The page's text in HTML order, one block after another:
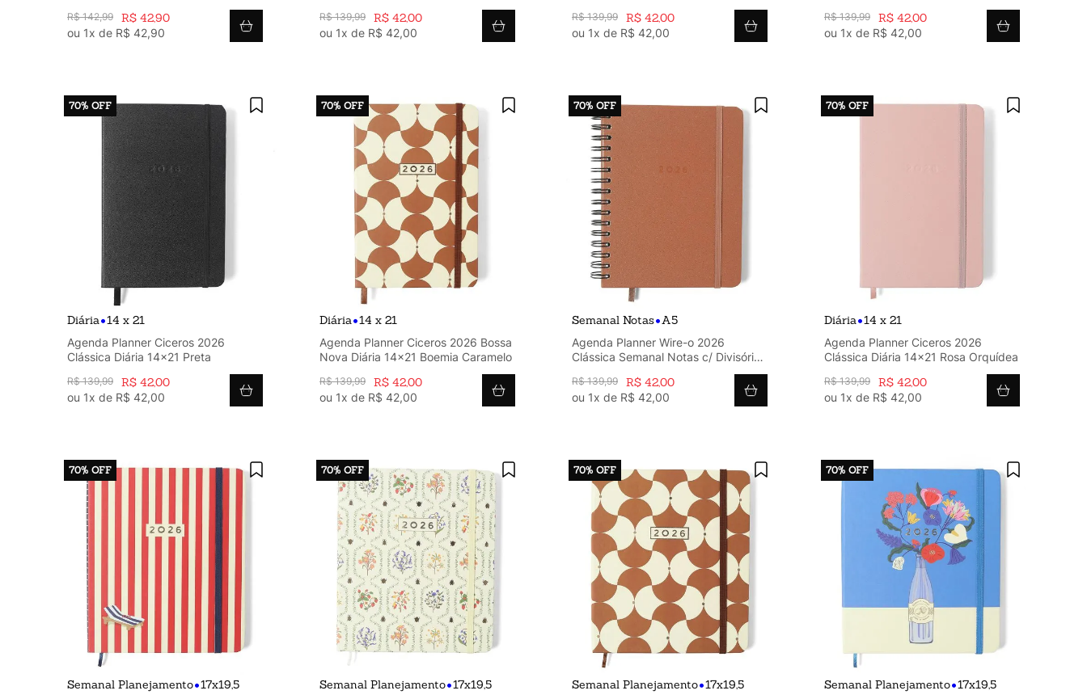
R$ 142,99 R$ 42,90
ou 1x de R$ 42,90
R$ 139,99 R$ 42,00
ou 1x de R$ 42,00
R$ 139,99 R$ 42,00
ou 1x de R$ 42,00
R$ 139,99 R$ 42,00
ou 1x de R$ 42,00
70% OFF
Diária•14 x 21
Agenda Planner Ciceros 2026
Clássica Diária 14x21 Preta
R$ 139,99 R$ 42,00
ou 1x de R$ 42,00
70% OFF
Diária•14 x 21
Agenda Planner Ciceros 2026 Bossa
Nova Diária 14x21 Boemia Caramelo
R$ 139,99 R$ 42,00
ou 1x de R$ 42,00
70% OFF
Semanal Notas•A5
Agenda Planner Wire-o 2026
Clássica Semanal Notas c/ Divisórias
R$ 139,99 R$ 42,00
ou 1x de R$ 42,00
70% OFF
Diária•14 x 21
Agenda Planner Ciceros 2026
Clássica Diária 14x21 Rosa Orquídea
R$ 139,99 R$ 42,00
ou 1x de R$ 42,00
70% OFF
Semanal Planejamento•17x19,5
70% OFF
Semanal Planejamento•17x19,5
70% OFF
Semanal Planejamento•17x19,5
70% OFF
Semanal Planejamento•17x19,5